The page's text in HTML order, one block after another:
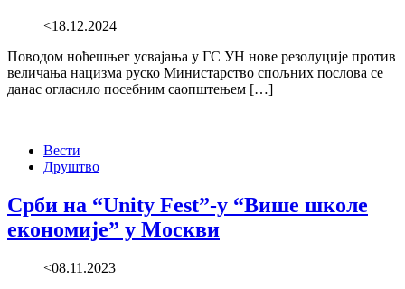
<18.12.2024
Поводом ноћешњег усвајања у ГС УН нове резолуције против
величања нацизма руско Министарство спољних послова се
данас огласило посебним саопштењем […]
Вести
Друштво
Срби на “Unity Fest”-у “Више школе
економије” у Москви
<08.11.2023